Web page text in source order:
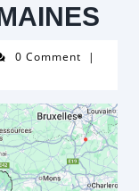
0 Comment
|